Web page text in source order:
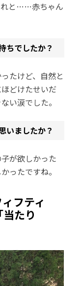
れと……赤ちゃん
でしたか？
たけど、自然と
どけたせいだ
い涙でした。
ましたか？
が欲しかった
ったですね。
フティ
たり